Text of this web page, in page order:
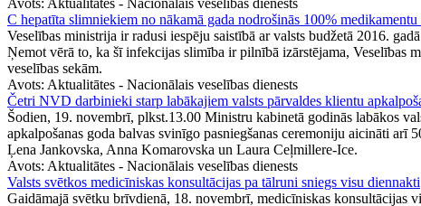
Avots: Aktualitātes - Nacionālais veselības dienests
C hepatīta slimniekiem no nākamā gada nodrošinās 100%
Veselības ministrija ir radusi iespēju saistībā ar valsts budžetā 2016.
Ņemot vērā to, ka šī infekcijas slimība ir pilnībā izārstējama, Veselības
veselības sekām.
Avots: Aktualitātes - Nacionālais veselības dienests
Četri NVD darbinieki starp labākajiem valsts pārvaldes klientu
Šodien, 19. novembrī, plkst.13.00 Ministru kabinetā godinās labākos
apkalpošanas goda balvas svinīgo pasniegšanas ceremoniju aicināti
Ļena Jankovska, Anna Komarovska un Laura Ceļmillere-Ice.
Avots: Aktualitātes - Nacionālais veselības dienests
Valsts svētkos medicīniskas konsultācijas pa tālruni sniegs visu diennakti
Gaidāmajā svētku brīvdienā, 18. novembrī, medicīniskas konsultācijas